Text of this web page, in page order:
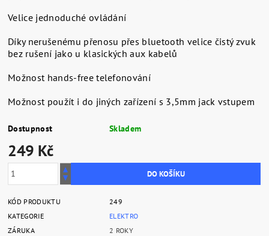
Velice jednoduché ovládání
Díky nerušenému přenosu přes bluetooth velice čistý zvuk
bez rušení jako u klasických aux kabelů
Možnost hands-free telefonování
Možnost použít i do jiných zařízení s 3,5mm jack vstupem
Dostupnost Skladem
249 Kč
KÓD PRODUKTU
249
KATEGORIE
ELEKTRO
ZÁRUKA
2 ROKY